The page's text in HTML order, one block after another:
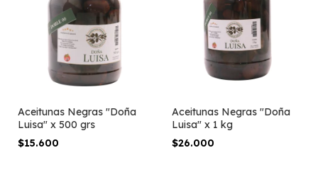
Aceitunas Negras "Doña
Luisa" x 500 grs
$15.600
Aceitunas Negras "Doña
Luisa" x 1 kg
$26.000